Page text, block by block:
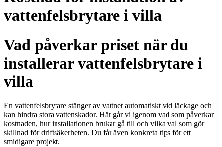
vattenfelsbrytare i villa
Vad påverkar priset när du
installerar vattenfelsbrytare i
villa
En vattenfelsbrytare stänger av vattnet automatiskt vid läckage och
kan hindra stora vattenskador. Här går vi igenom vad som påverkar
kostnaden, hur installationen brukar gå till och vilka val som gör
skillnad för driftsäkerheten. Du får även konkreta tips för ett
smidigare projekt.